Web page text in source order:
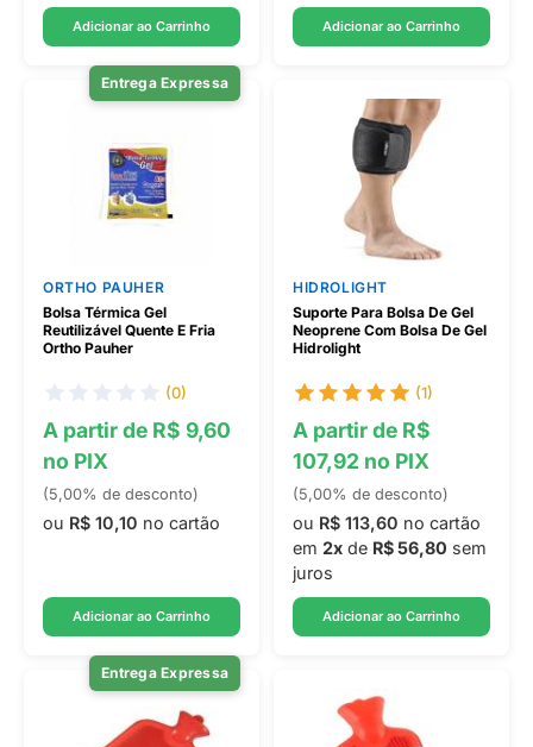
Adicionar ao Carrinho Adicionar ao Carrinho
Entrega Expressa
ORTHO PAUHER
Bolsa Térmica Gel
Reutilizável Quente E Fria
Ortho Pauher
(0)
A partir de R$ 9,60
no PIX
(5,00% de desconto)
ou R$ 10,10 no cartão
Adicionar ao Carrinho
HIDROLIGHT
Suporte Para Bolsa De Gel
Neoprene Com Bolsa De Gel
Hidrolight
(1)
A partir de R$
107,92 no PIX
(5,00% de desconto)
ou R$ 113,60 no cartão
em 2x de R$ 56,80 sem
juros
Adicionar ao Carrinho
Entrega Expressa